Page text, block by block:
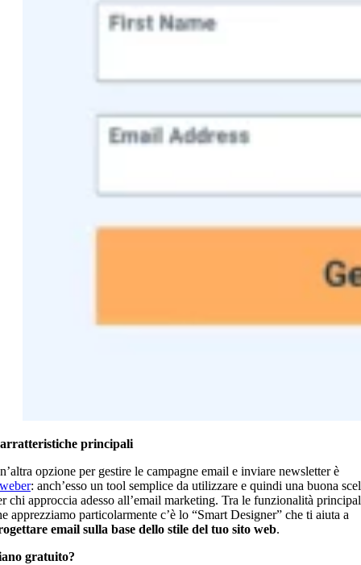
principali
opzione per gestire le campagne email e inviare newsletter è
: anch’esso un tool semplice da utilizzare e quindi una buona
chi approccia adesso all’email marketing. Tra le funzionalità
apprezziamo particolarmente c’è lo “Smart Designer” che ti aiuta a
email sulla base dello stile del tuo sito web.
gratuito?